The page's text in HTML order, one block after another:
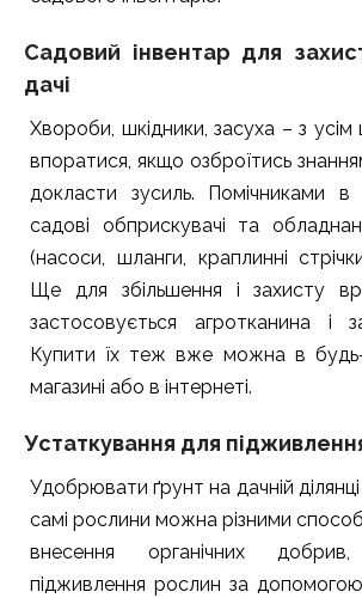
Садовий інвентар для
дачі
Хвороби, шкідники, засуха – з
впоратися, якщо озброїтись
докласти зусиль. Помічниками в
садові обприскувачі та
(насоси, шланги, краплинні
Ще для збільшення і захисту
застосовується агротканина і
Купити їх теж вже можна в будь-
магазині або в інтернеті.
Устаткування для
Удобрювати ґрунт на дачній
самі рослини можна різними
внесення органічних
підживлення рослин за